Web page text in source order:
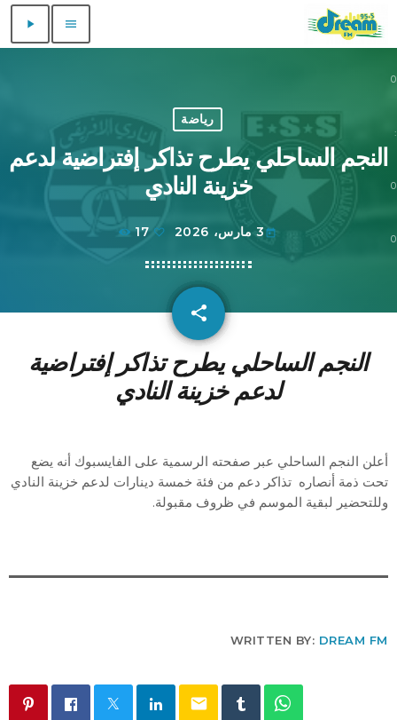
0
:
0
0
menu
play_arrow
رياضة
النجم الساحلي يطرح تذاكر إفتراضية لدعم
خزينة النادي
today 3 مارس، 2026 17
share
email
النجم الساحلي يطرح تذاكر إفتراضية
لدعم خزينة النادي
أعلن النجم الساحلي عبر صفحته الرسمية على الفايسبوك أنه يضع
تحت ذمة أنصاره تذاكر دعم من فئة خمسة دينارات لدعم خزينة النادي
وللتحضير لبقية الموسم في ظروف مقبولة.
WRITTEN BY: DREAM FM
email